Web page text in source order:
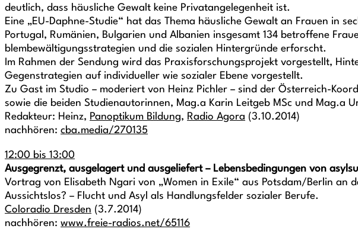
deutlich, dass häusliche Gewalt keine Privatangelegenheit ist.
Eine „EU-Daphne-Studie“ hat das Thema häusliche Gewalt an Frauen in
Portugal, Rumänien, Bulgarien und Albanien insgesamt 134 betroffene
blembewältigungsstrategien und die sozialen Hintergründe erforscht.
Im Rahmen der Sendung wird das Praxisforschungsprojekt vorgestellt,
Gegenstrategien auf individueller wie sozialer Ebene vorgestellt.
Zu Gast im Studio – moderiert von Heinz Pichler – sind der Österreich-
sowie die beiden Studienautorinnen, Mag.a Karin Leitgeb MSc und Mag.a
Redakteur: Heinz, Panoptikum Bildung, Radio Agora (3.10.2014)
nachhören: cba.media/270135
12:00 bis 13:00
Ausgegrenzt, ausgelagert und ausgeliefert – Lebensbedingungen von
Vortrag von Elisabeth Ngari von „Women in Exile“ aus Potsdam/Berlin an
Aussichtslos? – Flucht und Asyl als Handlungsfelder sozialer Berufe.
Coloradio Dresden (3.7.2014)
nachhören: www.freie-radios.net/65116